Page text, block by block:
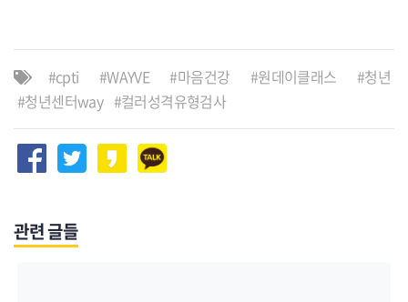
cpti WAYVE 마음건강 원데이클래스
청년
청년센터way
컬러성격유형검사
관련 글들